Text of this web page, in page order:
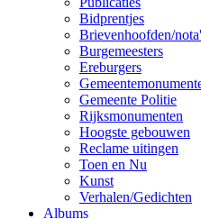
Bidprentjes
Brievenhoofden/
Burgemeesters
Ereburgers
Gemeente Politie
Rijksmonumenten
Hoogste gebouwen
Reclame uitingen
Toen en Nu
Kunst
Verhalen/Gedichten
Albums